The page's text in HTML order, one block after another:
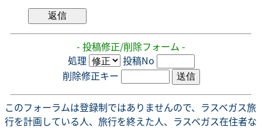
- 投稿修正/削除フォーム -
処理
投稿No
削除修正キー
このフォーラムは登録制ではありませんので、ラスベガス旅
行を計画している人、旅行を終えた人、ラスベガス在住者な